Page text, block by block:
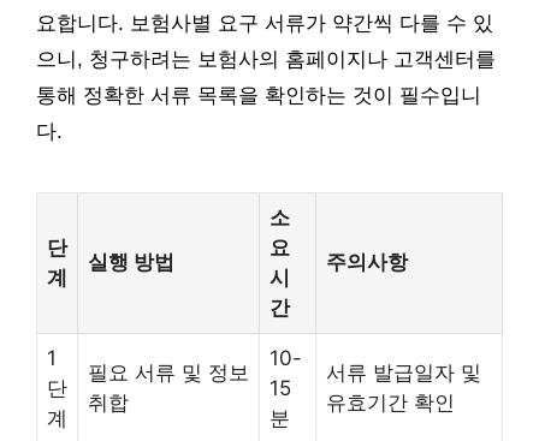
요합니다. 보험사별 요구 서류가 약간씩 다를 수 있
으니, 청구하려는 보험사의 홈페이지나 고객센터를
통해 정확한 서류 목록을 확인하는 것이 필수입니
다.
단
계
실행 방법
소
요
시
간
주의사항
1
단
계
필요 서류 및 정보
취합
10-
15
분
서류 발급일자 및
유효기간 확인